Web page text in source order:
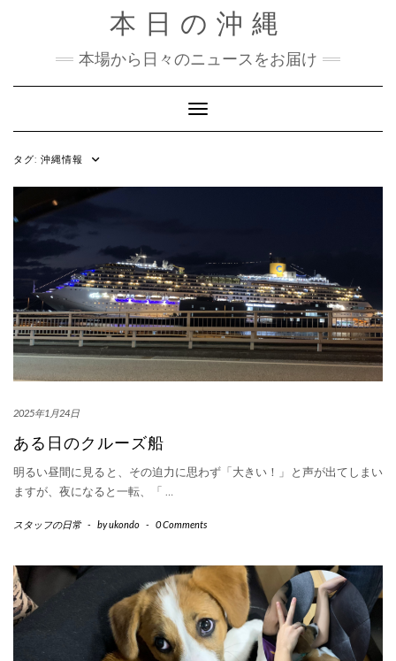
本日の沖縄
本場から日々のニュースをお届け
Toggle Navigation
タグ: 沖縄情報
2025年1月24日
ある日のクルーズ船
明るい昼間に見ると、その迫力に思わず「大きい！」と声が出てしまい
ますが、夜になると一転、「 …
スタッフの日常 - byukondo - 0 Comments